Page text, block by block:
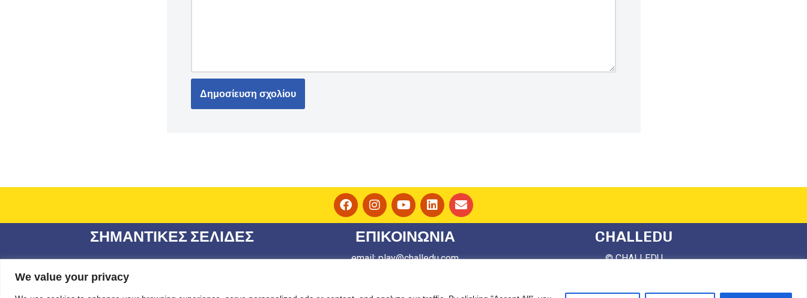
We value your privacy
ΣΗΜΑΝΤΙΚΕΣ ΣΕΛΙΔΕΣ
προσωπικών στοιχείων GDPR
ΕΠΙΚΟΙΝΩΝΙΑ
email: play@challedu.com
CHALLEDU
© CHALLEDU